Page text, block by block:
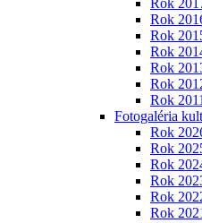
Rok
Rok
Rok
Rok
Rok
Rok
Rok 2011
Fotogaléria
Rok
Rok
Rok
Rok
Rok
Rok